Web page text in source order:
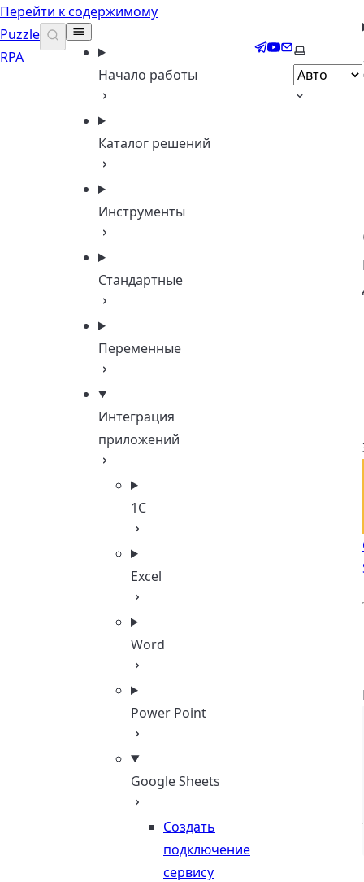
Перейти к содержимому
Puzzle
RPA
Начало работы
Каталог решений
Инструменты
Стандартные
Переменные
Интеграция
приложений
1С
Excel
Word
Power Point
Google Sheets
Создать
подключение
сервису
Telegram
YouTube
EmailВыберите